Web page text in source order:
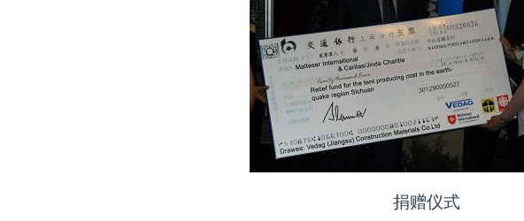
捐赠仪式